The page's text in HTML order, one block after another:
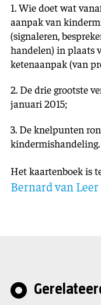
1. Wie doet wat
aanpak van
(signaleren,
handelen) in plaats
ketenaanpak (van
2. De drie grootste
januari 2015;
3. De knelpunten
kindermishandeling.
Het kaartenboek is
Bernard van